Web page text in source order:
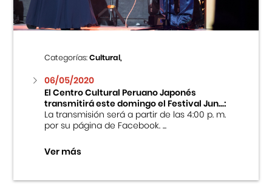
Categorías:Cultural,
06/05/2020
El Centro Cultural Peruano Japonés
transmitirá este domingo el Festival Jun...:
La transmisión será a partir de las 4:00 p. m.
por su página de Facebook. ...
Ver más